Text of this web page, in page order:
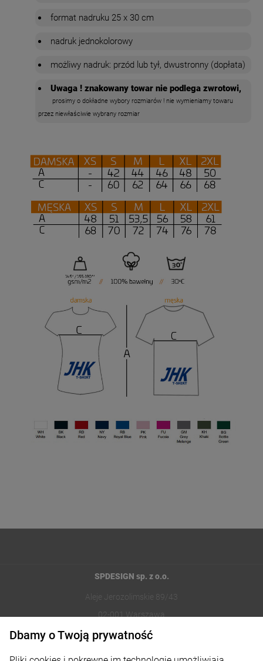
format nadruku 25 x 30 cm
nadruk jednokolorowy
możliwy nadruk: przód lub tył, dwustronny (dopłata)
Uwaga ! znakowany towar nie podlega zwrotowi,
prosimy o dokładne wybory rozmiarów ! nie wymieniamy towaru
przez niewłaściwie wybrany rozmiar
SPDESIGN sp. z o.o.
Aleje Jerozolimskie 89/43
02-001 Warszawa
Dbamy o Twoją prywatność